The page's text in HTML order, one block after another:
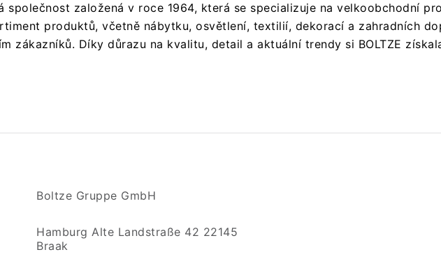
společnost založená v roce 1964, která se specializuje na velkoobchodní
produktů, včetně nábytku, osvětlení, textilií, dekorací a zahradních
zákazníků. Díky důrazu na kvalitu, detail a aktuální trendy si BOLTZE
Boltze Gruppe GmbH
Hamburg Alte Landstraße 42 22145
Braak